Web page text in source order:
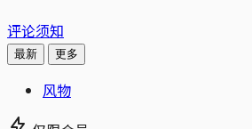
评论须知
最新 更多
风物